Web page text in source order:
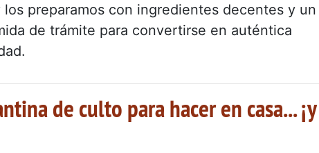
preparamos con ingredientes decentes y un
de trámite para convertirse en auténtica
de culto para hacer en casa... ¡y